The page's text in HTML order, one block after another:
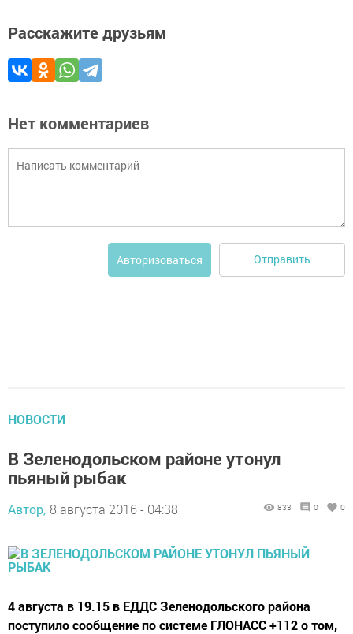
Расскажите друзьям
Нет комментариев
Авторизоваться Отправить
НОВОСТИ
В Зеленодольском районе утонул
пьяный рыбак
Автор, 8 августа 2016 - 04:38 833 0 0
4 августа в 19.15 в ЕДДС Зеленодольского района
поступило сообщение по системе ГЛОНАСС +112 о том,